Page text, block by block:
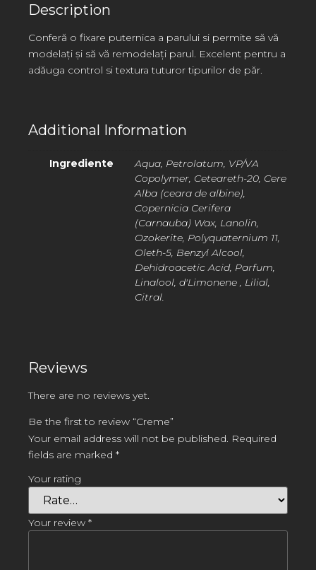
Description
Conferă o fixare puternica a parului si permite să vă
modelați și să vă remodelați parul. Excelent pentru a
adăuga control si textura tuturor tipurilor de păr.
Additional Information
Ingrediente
Aqua, Petrolatum, VP/VA
Copolymer, Ceteareth-20, Cere
Alba (ceara de albine),
Copernicia Cerifera
(Carnauba) Wax, Lanolin,
Ozokerite, Polyquaternium 11,
Oleth-5, Benzyl Alcool,
Dehidroacetic Acid, Parfum,
Linalool, d'Limonene , Lilial,
Citral.
Reviews
There are no reviews yet.
Be the first to review “Creme”
Your email address will not be published. Required
fields are marked *
Your rating
Your review *